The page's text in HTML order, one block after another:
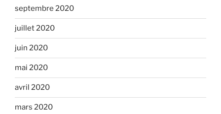
septembre 2020
juillet 2020
juin 2020
mai 2020
avril 2020
mars 2020